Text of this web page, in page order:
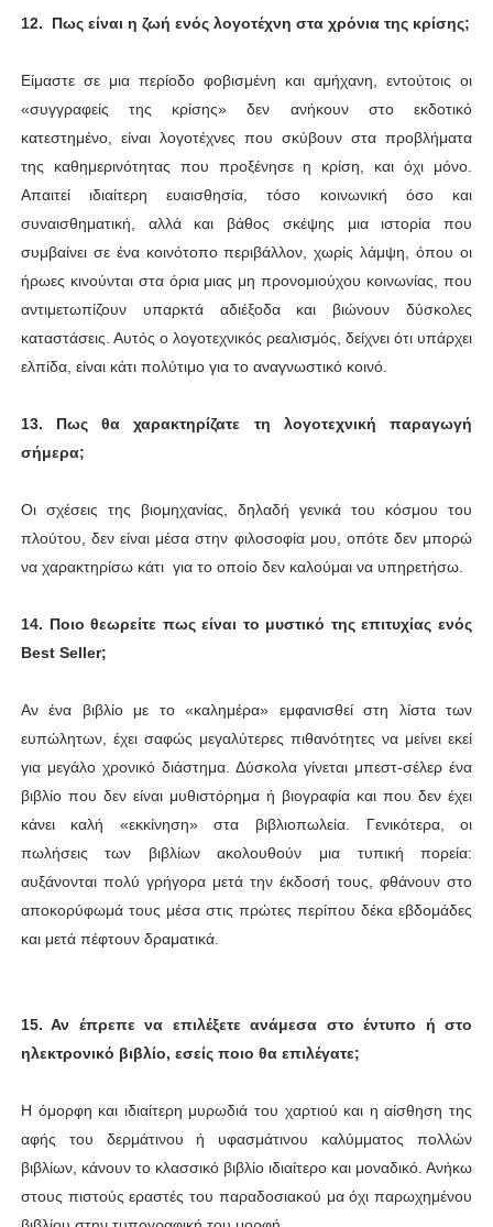
12. Πως είναι η ζωή ενός λογοτέχνη στα χρόνια της κρίσης;
Είμαστε σε μια περίοδο φοβισμένη και αμήχανη, εντούτοις οι
«συγγραφείς της κρίσης» δεν ανήκουν στο εκδοτικό
κατεστημένο, είναι λογοτέχνες που σκύβουν στα προβλήματα
της καθημερινότητας που προξένησε η κρίση, και όχι μόνο.
Απαιτεί ιδιαίτερη ευαισθησία, τόσο κοινωνική όσο και
συναισθηματική, αλλά και βάθος σκέψης μια ιστορία που
συμβαίνει σε ένα κοινότοπο περιβάλλον, χωρίς λάμψη, όπου οι
ήρωες κινούνται στα όρια μιας μη προνομιούχου κοινωνίας, που
αντιμετωπίζουν υπαρκτά αδιέξοδα και βιώνουν δύσκολες
καταστάσεις. Αυτός ο λογοτεχνικός ρεαλισμός, δείχνει ότι υπάρχει
ελπίδα, είναι κάτι πολύτιμο για το αναγνωστικό κοινό.
13. Πως θα χαρακτηρίζατε τη λογοτεχνική παραγωγή
σήμερα;
Οι σχέσεις της βιομηχανίας, δηλαδή γενικά του κόσμου του
πλούτου, δεν είναι μέσα στην φιλοσοφία μου, οπότε δεν μπορώ
να χαρακτηρίσω κάτι για το οποίο δεν καλούμαι να υπηρετήσω.
14. Ποιο θεωρείτε πως είναι το μυστικό της επιτυχίας ενός
Best Seller;
Αν ένα βιβλίο με το «καλημέρα» εμφανισθεί στη λίστα των
ευπώλητων, έχει σαφώς μεγαλύτερες πιθανότητες να μείνει εκεί
για μεγάλο χρονικό διάστημα. Δύσκολα γίνεται μπεστ-σέλερ ένα
βιβλίο που δεν είναι μυθιστόρημα ή βιογραφία και που δεν έχει
κάνει καλή «εκκίνηση» στα βιβλιοπωλεία. Γενικότερα, οι
πωλήσεις των βιβλίων ακολουθούν μια τυπική πορεία:
αυξάνονται πολύ γρήγορα μετά την έκδοσή τους, φθάνουν στο
αποκορύφωμά τους μέσα στις πρώτες περίπου δέκα εβδομάδες
και μετά πέφτουν δραματικά.
15. Αν έπρεπε να επιλέξετε ανάμεσα στο έντυπο ή στο
ηλεκτρονικό βιβλίο, εσείς ποιο θα επιλέγατε;
Η όμορφη και ιδιαίτερη μυρωδιά του χαρτιού και η αίσθηση της
αφής του δερμάτινου ή υφασμάτινου καλύμματος πολλών
βιβλίων, κάνουν το κλασσικό βιβλίο ιδιαίτερο και μοναδικό. Ανήκω
στους πιστούς εραστές του παραδοσιακού μα όχι παρωχημένου